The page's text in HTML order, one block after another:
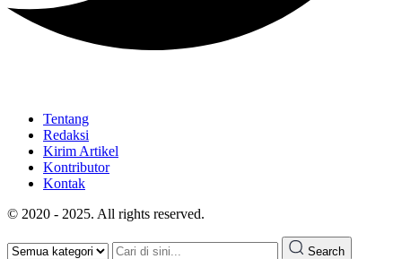
Tentang
Redaksi
Kirim Artikel
Kontributor
Kontak
© 2020 - 2025. All rights reserved.
Search